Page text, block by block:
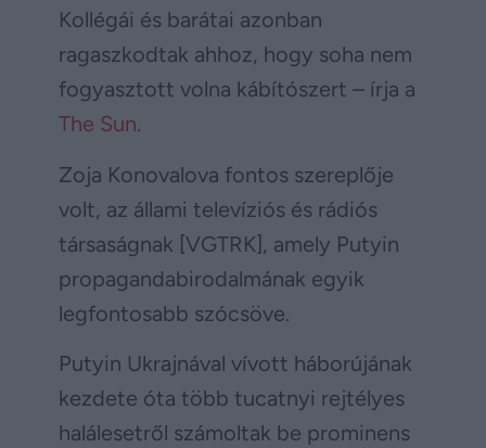
Kollégái és barátai azonban
ragaszkodtak ahhoz, hogy soha nem
fogyasztott volna kábítószert – írja a
The Sun.
Zoja Konovalova fontos szereplője
volt, az állami televíziós és rádiós
társaságnak [VGTRK], amely Putyin
propagandabirodalmának egyik
legfontosabb szócsöve.
Putyin Ukrajnával vívott háborújának
kezdete óta több tucatnyi rejtélyes
halálesetről számoltak be prominens